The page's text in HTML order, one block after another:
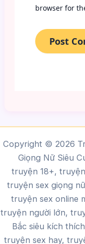
browser for
Copyright © 2026
Giọng Nữ Siêu
truyện 18+,
truyện sex giọng nữ
truyện sex online
truyện người lớn,
Bắc siêu kích
truyện sex hay,